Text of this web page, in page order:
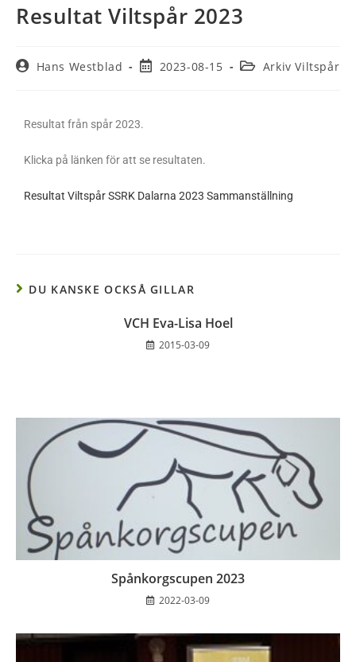
Resultat Viltspår 2023
Hans Westblad 2023-08-15 Arkiv Viltspår
Resultat från spår 2023.
Klicka på länken för att se resultaten.
Resultat Viltspår SSRK Dalarna 2023 Sammanställning
DU KANSKE OCKSÅ GILLAR
VCH Eva-Lisa Hoel
2015-03-09
Spånkorgscupen 2023
2022-03-09